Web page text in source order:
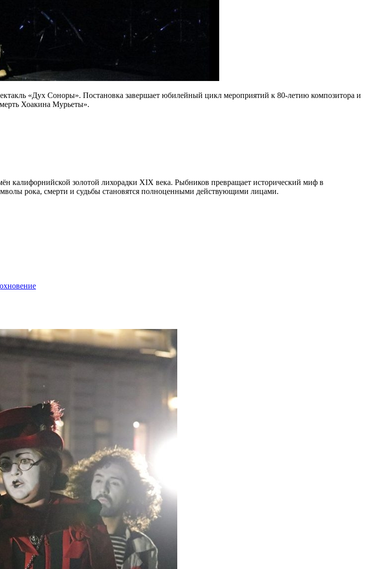
«Дух Соноры». Постановка завершает юбилейный цикл мероприятий к 80‑летию композитора и
Хоакина Мурьеты».
калифорнийской золотой лихорадки XIX века. Рыбников превращает исторический миф в
рока, смерти и судьбы становятся полноценными действующими лицами.